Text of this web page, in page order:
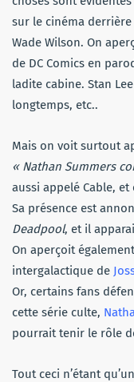
sur le cinéma
Wade Wilson. On
de DC Comics en
ladite cabine. Stan
longtemps, etc..
Mais on voit surtout
« Nathan Summers
aussi appelé Cable, et
Sa présence est
Deadpool, et il
On aperçoit
intergalactique de
Or, certains fans
cette série culte,
pourrait tenir le rôle
Tout ceci n’étant